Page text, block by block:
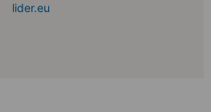
lider.eu